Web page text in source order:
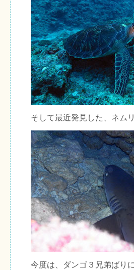
そして最近発見した、ネム
今度は、ダンゴ３兄弟ばり